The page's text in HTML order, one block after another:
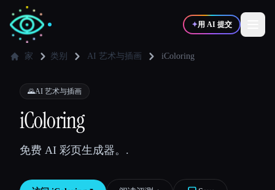
✦用 AI 提交
✍️写作者
💻
家 类别 AI 艺术与插画 iColoring
🌄AI 艺术与插画
iColoring
免费 AI 彩页生成器。.